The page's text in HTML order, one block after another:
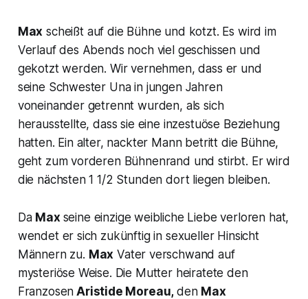
Max scheißt auf die Bühne und kotzt. Es wird im
Verlauf des Abends noch viel geschissen und
gekotzt werden. Wir vernehmen, dass er und
seine Schwester Una in jungen Jahren
voneinander getrennt wurden, als sich
herausstellte, dass sie eine inzestuöse Beziehung
hatten. Ein alter, nackter Mann betritt die Bühne,
geht zum vorderen Bühnenrand und stirbt. Er wird
die nächsten 1 1/2 Stunden dort liegen bleiben.
Da Max seine einzige weibliche Liebe verloren hat,
wendet er sich zukünftig in sexueller Hinsicht
Männern zu. Max Vater verschwand auf
mysteriöse Weise. Die Mutter heiratete den
Franzosen Aristide Moreau, den Max